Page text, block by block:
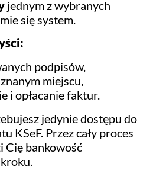
jednym z wybranych
się system.
podpisów,
miejscu,
i opłacanie faktur.
jedynie dostępu do
KSeF. Przez cały proces
Cię bankowość